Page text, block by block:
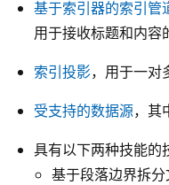
基于索引器的索引管
用于接收标题和内容
索引投影，用于一对
受支持的数据源，其
具有以下两种技能的
基于段落边界拆分